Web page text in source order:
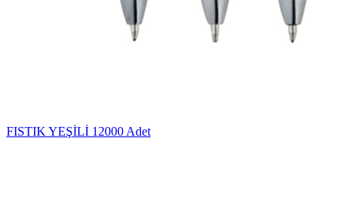
FISTIK YEŞİLİ 12000 Adet